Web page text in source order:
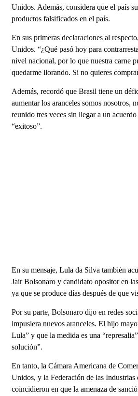
Unidos. Además, considera que el país
productos falsificados en el país.
En sus primeras declaraciones al
Unidos. “¿Qué pasó hoy para
nivel nacional, por lo que nuestra carne
quedarme llorando. Si no quieres
Además, recordó que Brasil tiene un
aumentar los aranceles somos nosotros,
reunido tres veces sin llegar a un
“exitoso”.
En su mensaje, Lula da Silva también
Jair Bolsonaro y candidato opositor en
ya que se produce días después de que
Por su parte, Bolsonaro dijo en redes
impusiera nuevos aranceles. El hijo
Lula” y que la medida es una
solución”.
En tanto, la Cámara Americana de
Unidos, y la Federación de las
coincidieron en que la amenaza de